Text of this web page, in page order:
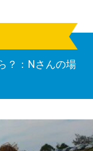
？：Nさんの場